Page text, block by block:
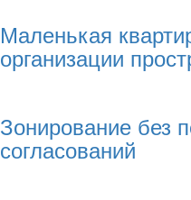
Маленькая
организации
Зонирование без
согласований